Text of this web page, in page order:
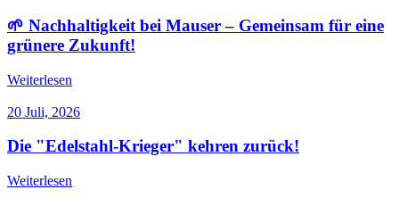
🌱 Nachhaltigkeit bei Mauser – Gemeinsam für eine
grünere Zukunft!
Weiterlesen
20 Juli, 2026
Die "Edelstahl-Krieger" kehren zurück!
Weiterlesen